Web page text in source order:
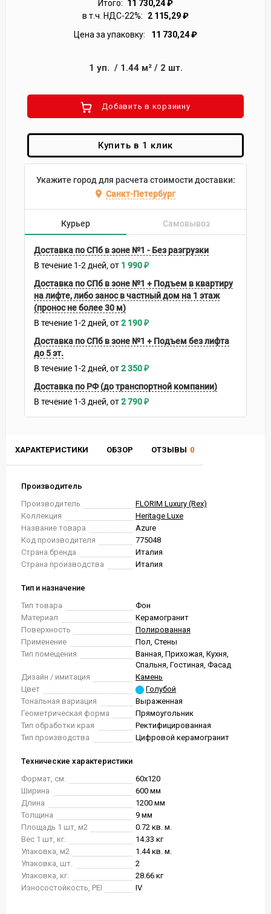
ХАРАКТЕРИСТИКИ ОБЗОР ОТЗЫВЫ 0
Производитель
Производитель
FLORIM Luxury (Rex)
Коллекция
Heritage Luxe
Название товара
Azure
Код производителя
775048
Страна бренда
Италия
Страна производства
Италия
Тип и назначение
Тип товара
Фон
Материал
Керамогранит
Поверхность
Полированная
Применение
Пол, Стены
Тип помещения
Ванная, Прихожая, Кухня,
Спальня, Гостиная, Фасад
Дизайн / имитация
Камень
Цвет
Голубой
Тональная вариация
Выраженная
Геометрическая форма
Прямоугольник
Тип обработки края
Ректифицированная
Тип производства
Цифровой керамогранит
Технические характеристики
Формат, см.
60x120
Ширина
600 мм
Длина
1200 мм
Толщина
9 мм
Площадь 1 шт, м2
0.72 кв. м.
Вес 1 шт, кг.
14.33 кг
Упаковка, м2
1.44 кв. м.
Упаковка, шт.
2
Упаковка, кг.
28.66 кг
Износостойкость, PEI
IV
Итого: 11 730,24₽
в т.ч. НДС-22%:
2 115,29₽
Цена за упаковку:
11 730,24₽
1 уп. / 1.44м²/ 2 шт.
Добавить в корзиину
Купить в 1 клик
Укажите город для расчета стоимости доставки:
Санкт-Петербург
Курьер Самовывоз
Доставка по СПб в зоне №1 - Без разгрузки
В течение 1-2 дней 1 990₽
Доставка по СПб в зоне №1 + Подъем в квартиру
на лифте, либо занос в частный дом на 1 этаж
(пронос не более 30 м)
В течение 1-2 дней 2 190₽
Доставка по СПб в зоне №1 + Подъем без лифта
до 5 эт.
В течение 1-2 дней 2 350₽
Доставка по РФ (до транспортной компании)
В течение 1-3 дней 2 790₽